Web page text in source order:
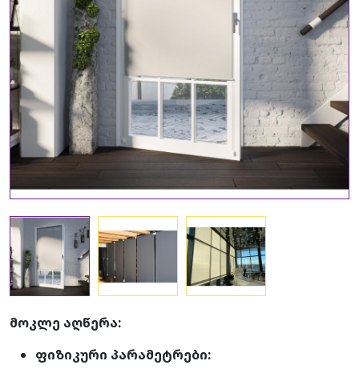
მოკლე აღწერა:
ფიზიკური პარამეტრები: